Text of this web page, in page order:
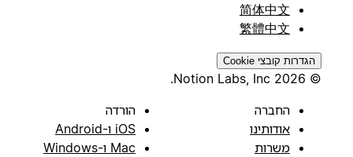
简体中文
繁體中文
הגדרות קובצי Cookie
החברה
אודותינו
משרות
הורדה
iOS ו-Android
Mac ו-Windows